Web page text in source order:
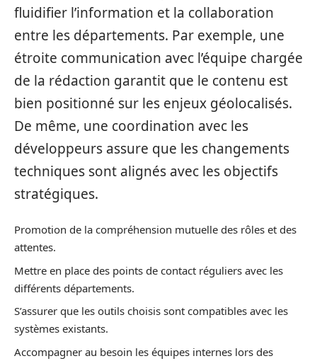
fluidifier l’information et la collaboration
entre les départements. Par exemple, une
étroite communication avec l’équipe chargée
de la rédaction garantit que le contenu est
bien positionné sur les enjeux géolocalisés.
De même, une coordination avec les
développeurs assure que les changements
techniques sont alignés avec les objectifs
stratégiques.
Promotion de la compréhension mutuelle des rôles et des
attentes.
Mettre en place des points de contact réguliers avec les
différents départements.
S’assurer que les outils choisis sont compatibles avec les
systèmes existants.
Accompagner au besoin les équipes internes lors des